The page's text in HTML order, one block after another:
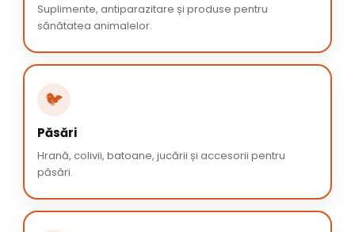
Suplimente, antiparazitare și produse pentru
sănătatea animalelor.
🐦
Păsări
Hrană, colivii, batoane, jucării și accesorii pentru
păsări.